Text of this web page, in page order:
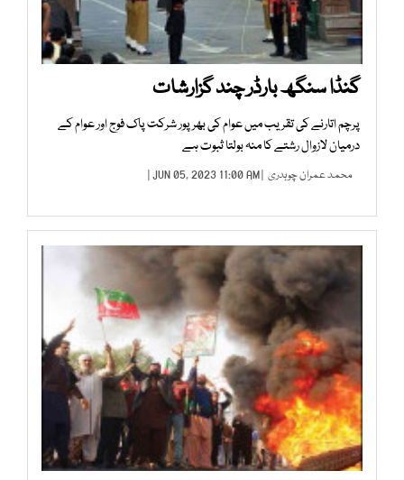
گنڈا سنگھ بارڈر چند گزارشات
پرچم اتارنے کی تقریب میں عوام کی بھرپور شرکت پاک فوج اور عوام کے
درمیان لازوال رشتے کا منہ بولتا ثبوت ہے
محمد عمران چوہدری | JUN 05, 2023 11:00 AM |